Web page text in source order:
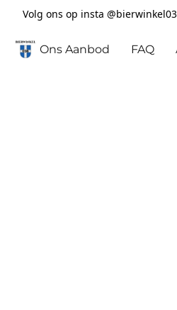
Volg ons op insta
Ons Aanbod FAQ